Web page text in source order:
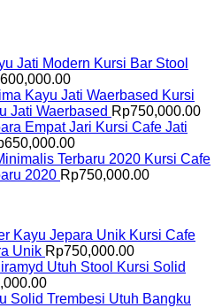
Kursi Bar Stool
600,000.00
Kursi
Jati Waerbased Rp750,000.00
Kursi Cafe Jati
650,000.00
Kursi Cafe
2020 Rp750,000.00
Kursi Cafe
Unik Rp750,000.00
Stool Kursi Solid
Bangku